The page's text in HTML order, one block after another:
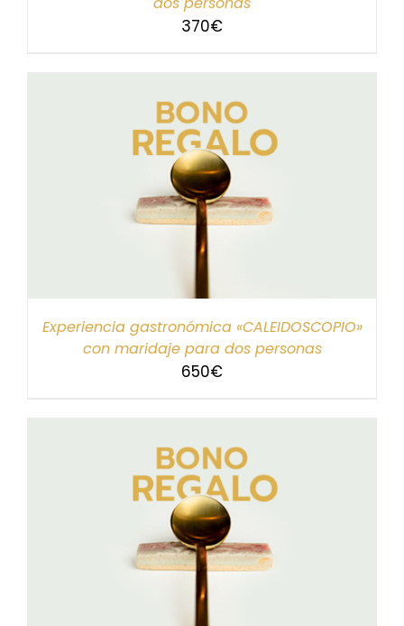
370€
Experiencia gastronómica «CALEIDOSCOPIO»
con maridaje para dos personas
650€